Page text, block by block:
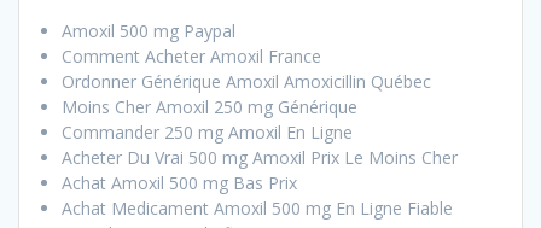
Amoxil 500 mg Paypal
Comment Acheter Amoxil France
Ordonner Générique Amoxil Amoxicillin Québec
Moins Cher Amoxil 250 mg Générique
Commander 250 mg Amoxil En Ligne
Acheter Du Vrai 500 mg Amoxil Prix Le Moins Cher
Achat Amoxil 500 mg Bas Prix
Achat Medicament Amoxil 500 mg En Ligne Fiable